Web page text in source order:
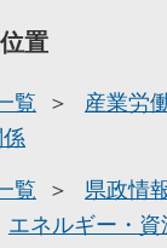
置
覧 産業労
覧 県政情
エネルギー・資